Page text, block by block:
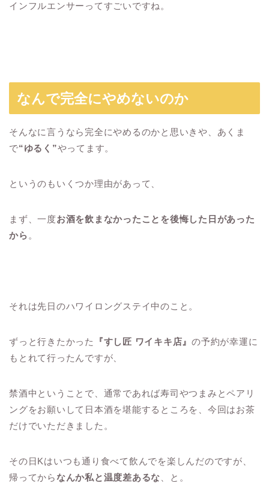
インフルエンサーってすごいですね。
なんで完全にやめないのか
そんなに言うなら完全にやめるのかと思いきや、あくま
で“ゆるく”やってます。
というのもいくつか理由があって、
まず、一度お酒を飲まなかったことを後悔した日があった
から 。
それは先日のハワイロングステイ中のこと。
ずっと行きたかった 『すし匠 ワイキキ店』の予約が幸運に
もとれて行ったんですが、
禁酒中ということで、通常であれば寿司やつまみとペアリ
ングをお願いして日本酒を堪能するところを、今回はお茶
だけでいただきました。
その日Kはいつも通り食べて飲んでを楽しんだのですが、
帰ってからなんか私と温度差あるな 、と。